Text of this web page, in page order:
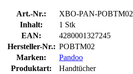
Art.-Nr.:
XBO-PAN-POBTM02
Inhalt:
1 Stk
EAN:
4280001327245
Hersteller-Nr.: POBTM02
Marken:
Pandoo
Produktart:
Handtücher